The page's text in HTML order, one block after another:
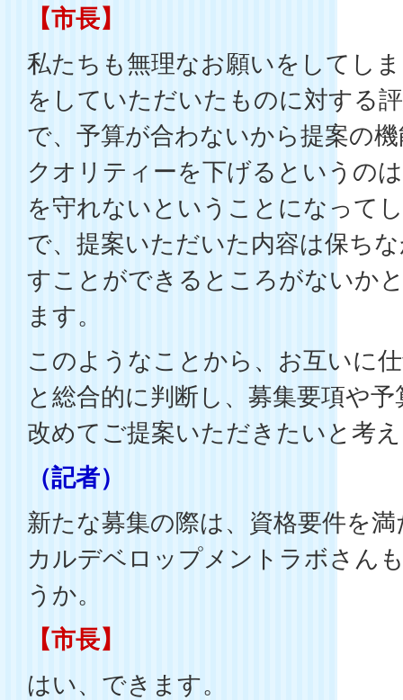
【市長】
私たちも無理なお願いをしてし
をしていただいたものに対する
で、予算が合わないから提案の
クオリティーを下げるというの
を守れないということになって
で、提案いただいた内容は保ち
すことができるところがないか
ます。
このようなことから、お互いに
と総合的に判断し、募集要項や
改めてご提案いただきたいと考
（記者）
新たな募集の際は、資格要件を
カルデベロップメントラボさん
うか。
【市長】
はい、できます。